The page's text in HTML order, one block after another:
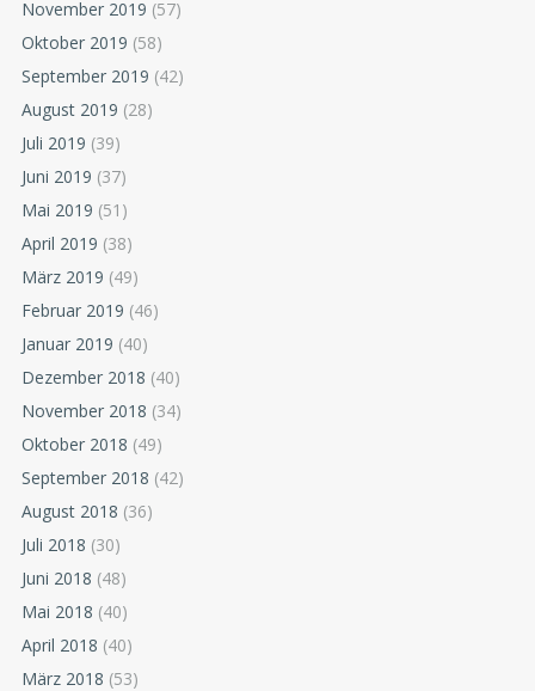
November 2019 (57)
Oktober 2019 (58)
September 2019 (42)
August 2019 (28)
Juli 2019 (39)
Juni 2019 (37)
Mai 2019 (51)
April 2019 (38)
März 2019 (49)
Februar 2019 (46)
Januar 2019 (40)
Dezember 2018 (40)
November 2018 (34)
Oktober 2018 (49)
September 2018 (42)
August 2018 (36)
Juli 2018 (30)
Juni 2018 (48)
Mai 2018 (40)
April 2018 (40)
März 2018 (53)